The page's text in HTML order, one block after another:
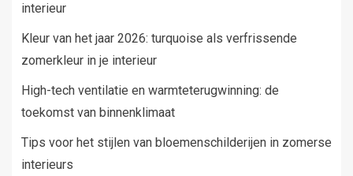
interieur
Kleur van het jaar 2026: turquoise als verfrissende
zomerkleur in je interieur
High-tech ventilatie en warmteterugwinning: de
toekomst van binnenklimaat
Tips voor het stijlen van bloemenschilderijen in zomerse
interieurs